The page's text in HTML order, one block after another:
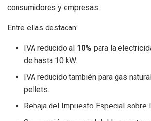
consumidores y empresas.
Entre ellas destacan:
IVA reducido al 10% para la
de hasta 10 kW.
IVA reducido también para gas
pellets.
Rebaja del Impuesto Especial sobre